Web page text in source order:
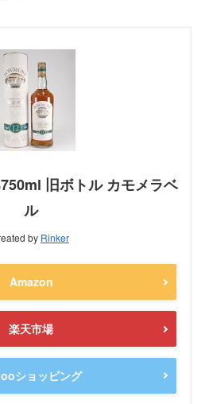
旧ボトル カモメラベ
ル
by Rinker
Amazon
楽天市場
ショッピング